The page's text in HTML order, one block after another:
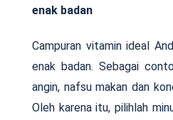
enak badan
Campuran vitamin ideal
enak badan. Sebagai
angin, nafsu makan dan
Oleh karena itu, pilihlah